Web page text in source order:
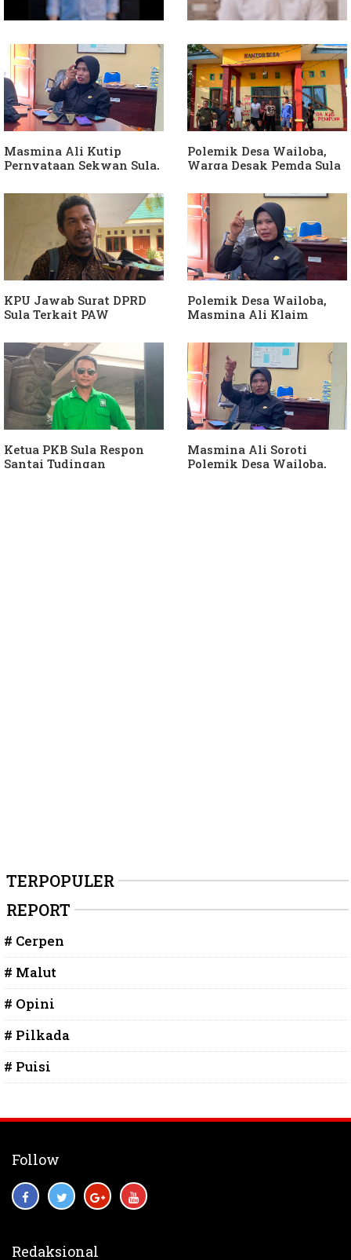
Soal Intervensi Politik,
Langkah Wakil Ketua
Komisi I Bukan
intervensi Politik
Dituding Jadikan
Bendahara Desa Wailoba
sebagai "ATM Berjalan",
Armin Soamole: Harus
Dibuktikan
Masmina Ali Kutip
Pernyataan Sekwan Sula,
Diduga Jadikan
Keponakan "ATM
Berjalan"
Polemik Desa Wailoba,
Warga Desak Pemda Sula
APH Usut Dugaan
Penyimpangan Dana Desa
KPU Jawab Surat DPRD
Sula Terkait PAW
Hanura
Polemik Desa Wailoba,
Masmina Ali Klaim
Keterlibatan Ketua PKB
Sula
Ketua PKB Sula Respon
Santai Tudingan
Masmina Ali Soroti
Polemik Desa Wailoba,
TERPOPULER
REPORT
# Cerpen
# Malut
# Opini
# Pilkada
# Puisi
Follow
Redaksional